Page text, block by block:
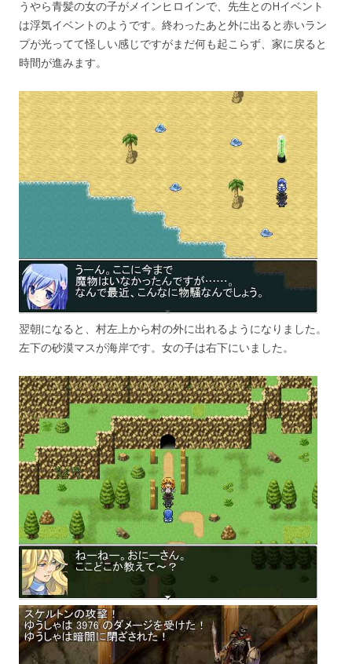
うやら青髪の女の子がメインヒロインで、先生とのHイベント
は浮気イベントのようです。終わったあと外に出ると赤いラン
プが光ってて怪しい感じですがまだ何も起こらず、家に戻ると
時間が進みます。
翌朝になると、村左上から村の外に出れるようになりました。
左下の砂漠マスが海岸です。女の子は右下にいました。